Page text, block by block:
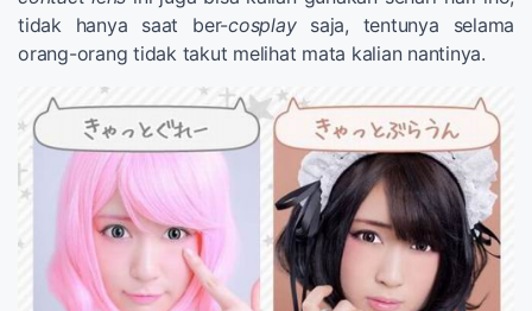
tidak hanya saat ber-cosplaysaja, tentunya selama
orang-orang tidak takut melihat mata kalian nantinya.